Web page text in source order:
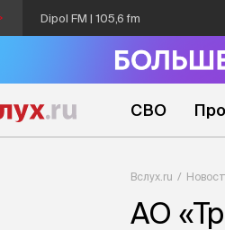
Dipol FM | 105,6 fm
СВО
Вслух.ru
АО